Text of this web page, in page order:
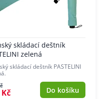
skládací deštník
zelená
skládací deštník PASTELINI
Do košíku